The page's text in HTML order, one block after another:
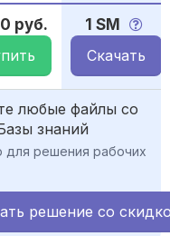
руб.
1 SM
Скачать
любые файлы со
знаний
для решения рабочих
решение со